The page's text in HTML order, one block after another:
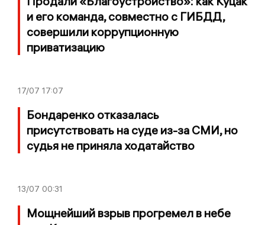
и его команда, совместно с ГИБДД,
совершили коррупционную
приватизацию
17/07 17:07
Бондаренко отказалась
присутствовать на суде из-за СМИ, но
судья не приняла ходатайство
13/07 00:31
Мощнейший взрыв прогремел в небе